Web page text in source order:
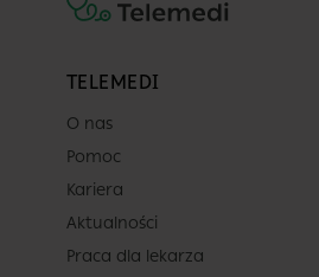
TELEMEDI
O nas
Pomoc
Kariera
Aktualności
Praca dla lekarza